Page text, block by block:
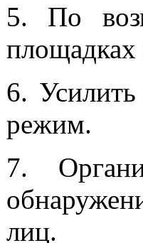
5. По
площадках
6.
режим.
7.
лиц.